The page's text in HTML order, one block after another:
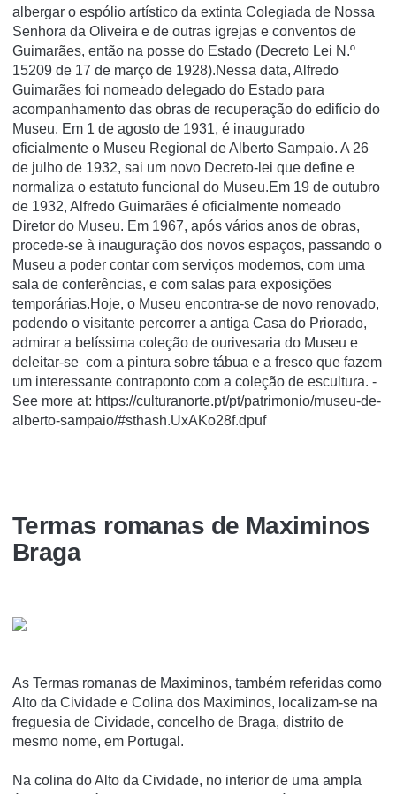
albergar o espólio artístico da extinta Colegiada de Nossa
Senhora da Oliveira e de outras igrejas e conventos de
Guimarães, então na posse do Estado (Decreto Lei N.º
15209 de 17 de março de 1928).Nessa data, Alfredo
Guimarães foi nomeado delegado do Estado para
acompanhamento das obras de recuperação do edifício do
Museu. Em 1 de agosto de 1931, é inaugurado
oficialmente o Museu Regional de Alberto Sampaio. A 26
de julho de 1932, sai um novo Decreto-lei que define e
normaliza o estatuto funcional do Museu.Em 19 de outubro
de 1932, Alfredo Guimarães é oficialmente nomeado
Diretor do Museu. Em 1967, após vários anos de obras,
procede-se à inauguração dos novos espaços, passando o
Museu a poder contar com serviços modernos, com uma
sala de conferências, e com salas para exposições
temporárias.Hoje, o Museu encontra-se de novo renovado,
podendo o visitante percorrer a antiga Casa do Priorado,
admirar a belíssima coleção de ourivesaria do Museu e
deleitar-se com a pintura sobre tábua e a fresco que fazem
um interessante contraponto com a coleção de escultura. -
See more at: https://culturanorte.pt/pt/patrimonio/museu-de-
alberto-sampaio/#sthash.UxAKo28f.dpuf
Termas romanas de Maximinos
Braga
As Termas romanas de Maximinos, também referidas como
Alto da Cividade e Colina dos Maximinos, localizam-se na
freguesia de Cividade, concelho de Braga, distrito de
mesmo nome, em Portugal.
Na colina do Alto da Cividade, no interior de uma ampla